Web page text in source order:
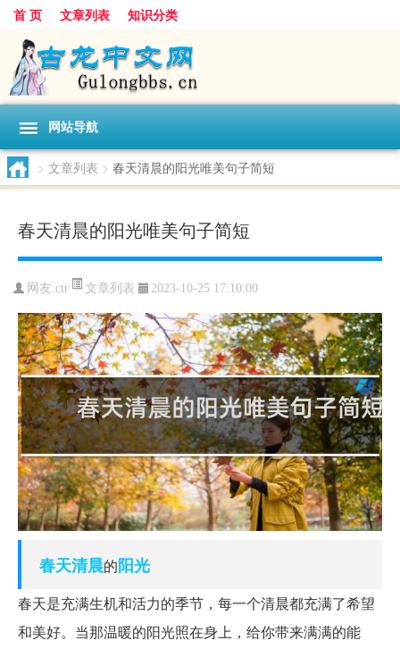
首 页 文章列表 知识分类
网站导航
> 文章列表 > 春天清晨的阳光唯美句子简短
春天清晨的阳光唯美句子简短
网友:ctr 文章列表 2023-10-25 17:10:00
春天清晨的阳光
春天是充满生机和活力的季节，每一个清晨都充满了希望
和美好。当那温暖的阳光照在身上，给你带来满满的能